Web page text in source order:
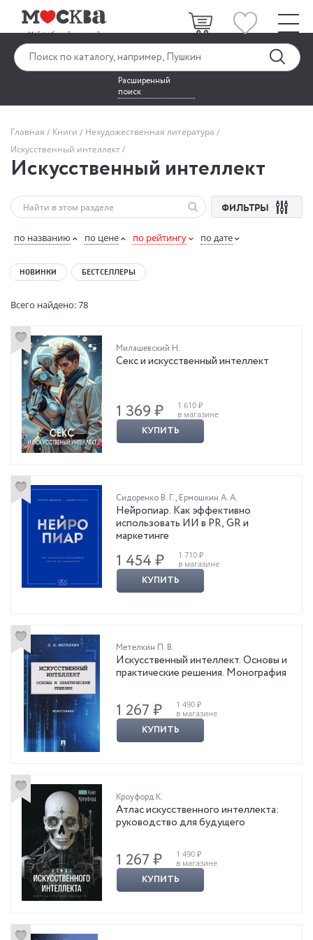
Расширенный
поиск
Главная Книги
Нехудожественная литература
Искусственный интеллект
Искусственный интеллект
ФИЛЬТРЫ
по названию по цене по рейтингу по дате
НОВИНКИ БЕСТСЕЛЛЕРЫ
Всего найдено: 78
Милашевский Н.
Секс и искусственный интеллект
1 369 ₽
1 610 ₽
в магазине
КУПИТЬ
Сидоренко В. Г., Ермошкин А. А.
Нейропиар. Как эффективно
использовать ИИ в PR, GR и
маркетинге
1 454 ₽
1 710 ₽
в магазине
КУПИТЬ
Метелкин П. В.
Искусственный интеллект. Основы и
практические решения. Монография
1 267 ₽
1 490 ₽
в магазине
КУПИТЬ
Кроуфорд К.
Атлас искусственного интеллекта:
руководство для будущего
1 267 ₽
1 490 ₽
в магазине
КУПИТЬ